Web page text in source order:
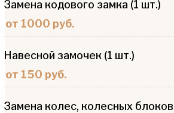
Замена кодового замка (1 шт.)
от 1000 руб.
Навесной замочек (1 шт.)
от 150 руб.
Замена колес, колесных блоков